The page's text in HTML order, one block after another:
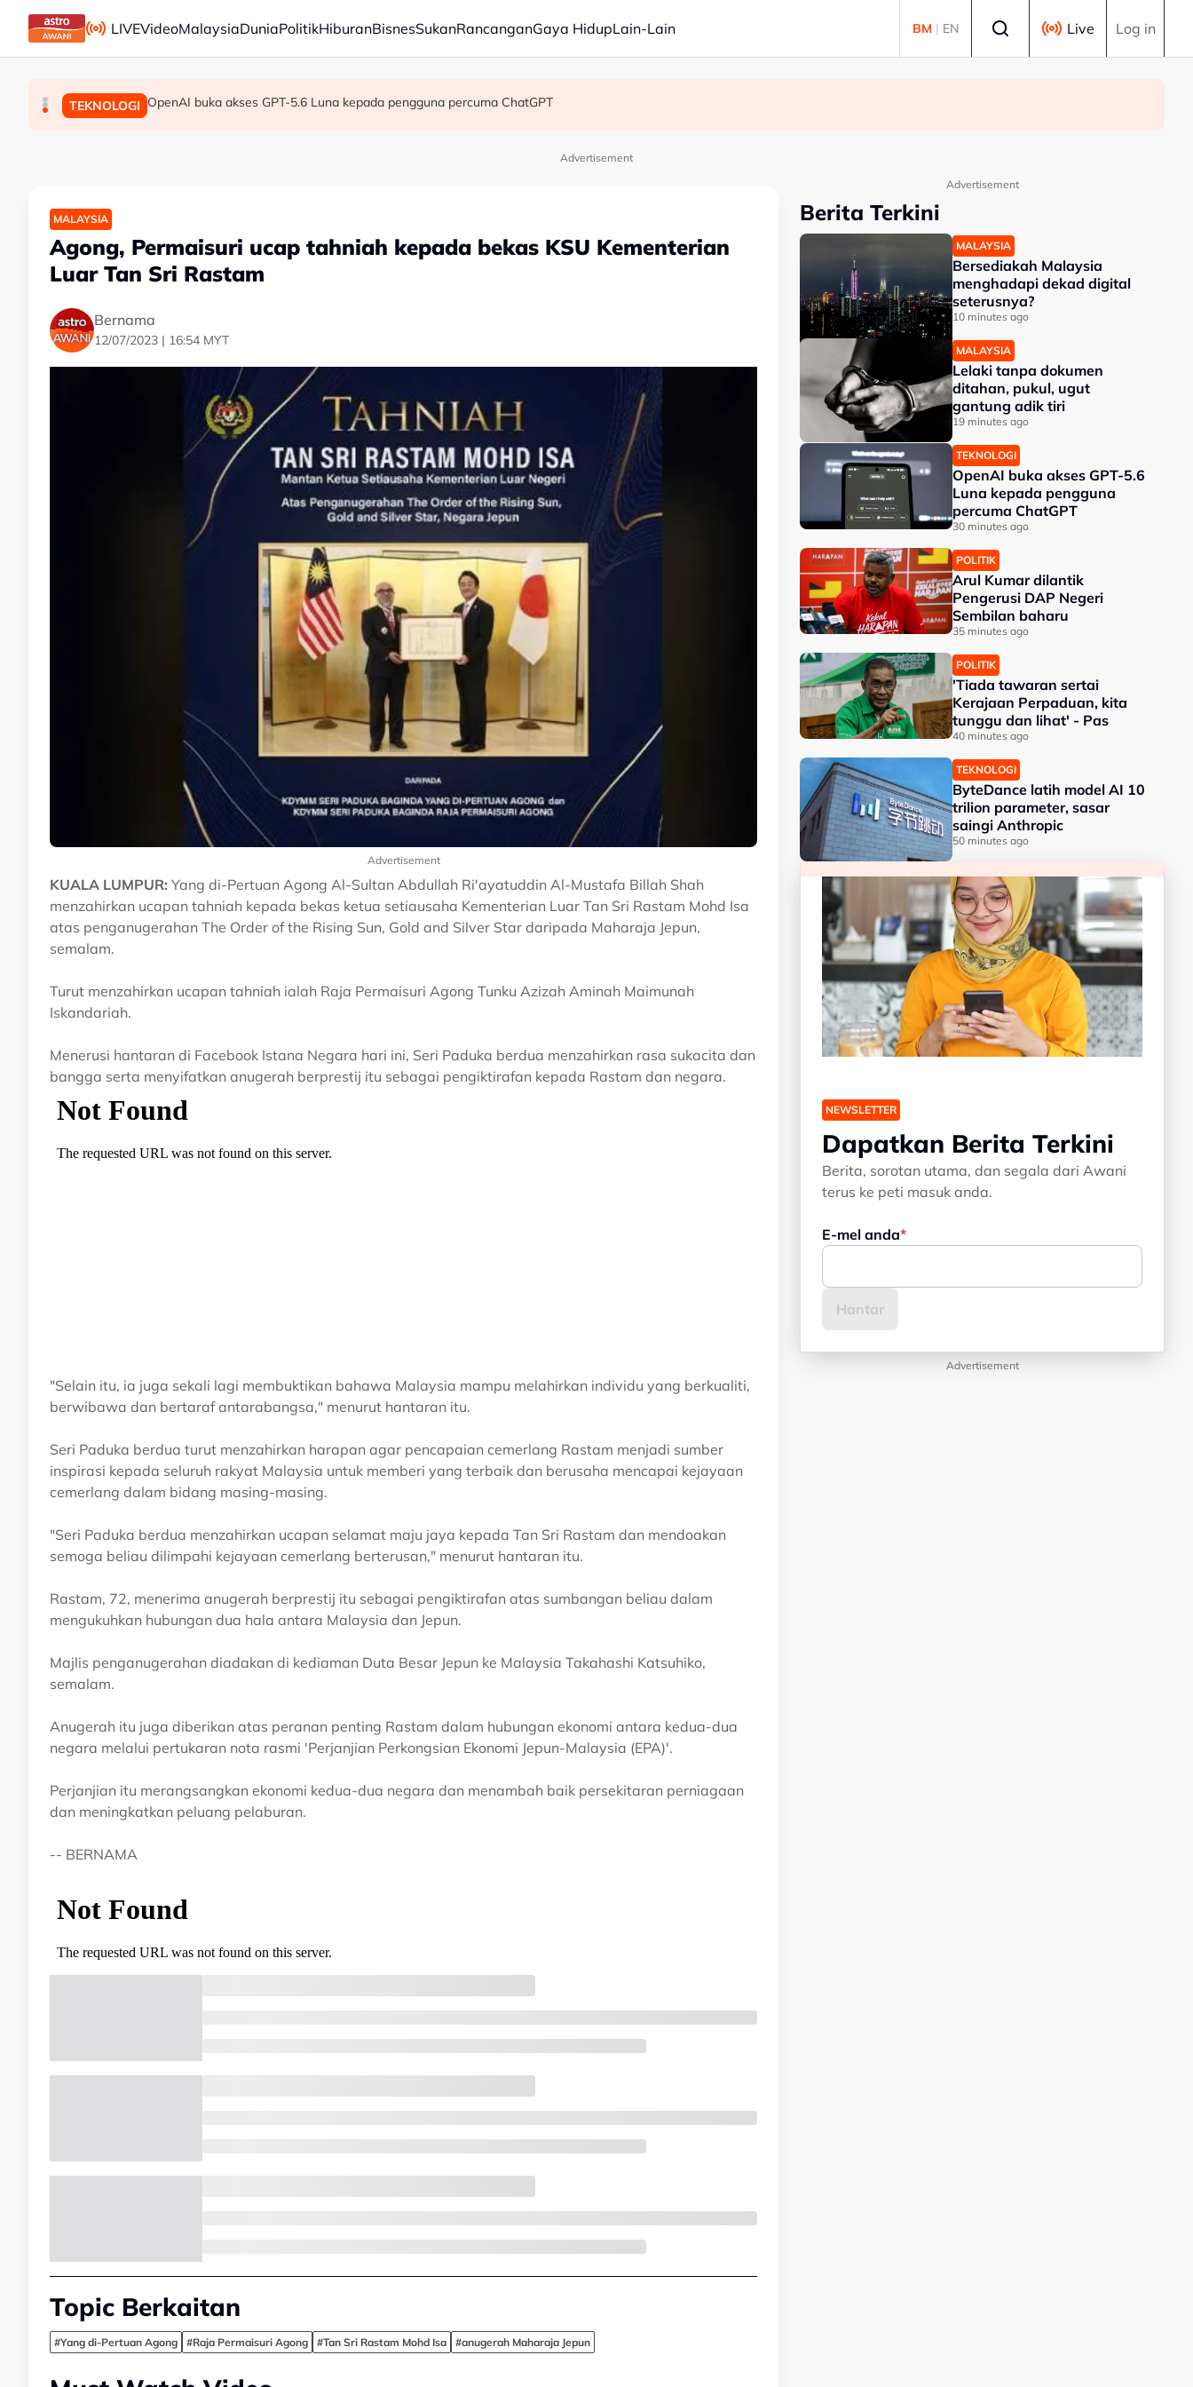
Skip to main content
LIVEVideoMalaysiaDuniaPolitikHiburanBisnesSukanRancanganGaya HidupLain-Lain BM | EN Live Log in
MALAYSIA Bersediakah Malaysia menghadapi dekad digital seterusnya?
MALAYSIA Lelaki tanpa dokumen ditahan, pukul, ugut gantung adik tiri
TEKNOLOGI OpenAI buka akses GPT-5.6 Luna kepada pengguna percuma ChatGPT
Advertisement
MALAYSIA
Agong, Permaisuri ucap tahniah kepada bekas KSU Kementerian
Luar Tan Sri Rastam
Bernama
12/07/2023 | 16:54 MYT
Advertisement
KUALA LUMPUR: Yang di-Pertuan Agong Al-Sultan Abdullah Ri'ayatuddin Al-Mustafa Billah Shah
menzahirkan ucapan tahniah kepada bekas ketua setiausaha Kementerian Luar Tan Sri Rastam Mohd Isa
atas penganugerahan The Order of the Rising Sun, Gold and Silver Star daripada Maharaja Jepun,
semalam.
Turut menzahirkan ucapan tahniah ialah Raja Permaisuri Agong Tunku Azizah Aminah Maimunah
Iskandariah.
Menerusi hantaran di Facebook Istana Negara hari ini, Seri Paduka berdua menzahirkan rasa sukacita dan
bangga serta menyifatkan anugerah berprestij itu sebagai pengiktirafan kepada Rastam dan negara.
"Selain itu, ia juga sekali lagi membuktikan bahawa Malaysia mampu melahirkan individu yang berkualiti,
berwibawa dan bertaraf antarabangsa," menurut hantaran itu.
Seri Paduka berdua turut menzahirkan harapan agar pencapaian cemerlang Rastam menjadi sumber
inspirasi kepada seluruh rakyat Malaysia untuk memberi yang terbaik dan berusaha mencapai kejayaan
cemerlang dalam bidang masing-masing.
"Seri Paduka berdua menzahirkan ucapan selamat maju jaya kepada Tan Sri Rastam dan mendoakan
semoga beliau dilimpahi kejayaan cemerlang berterusan," menurut hantaran itu.
Rastam, 72, menerima anugerah berprestij itu sebagai pengiktirafan atas sumbangan beliau dalam
mengukuhkan hubungan dua hala antara Malaysia dan Jepun.
Majlis penganugerahan diadakan di kediaman Duta Besar Jepun ke Malaysia Takahashi Katsuhiko,
semalam.
Anugerah itu juga diberikan atas peranan penting Rastam dalam hubungan ekonomi antara kedua-dua
negara melalui pertukaran nota rasmi 'Perjanjian Perkongsian Ekonomi Jepun-Malaysia (EPA)'.
Perjanjian itu merangsangkan ekonomi kedua-dua negara dan menambah baik persekitaran perniagaan
dan meningkatkan peluang pelaburan.
-- BERNAMA
Topic Berkaitan
#Yang di-Pertuan Agong #Raja Permaisuri Agong #Tan Sri Rastam Mohd Isa #anugerah Maharaja Jepun
Advertisement
Berita Terkini
MALAYSIA
Bersediakah Malaysia
menghadapi dekad digital
seterusnya?
10 minutes ago
MALAYSIA
Lelaki tanpa dokumen
ditahan, pukul, ugut
gantung adik tiri
19 minutes ago
TEKNOLOGI
OpenAI buka akses GPT-5.6
Luna kepada pengguna
percuma ChatGPT
30 minutes ago
POLITIK
Arul Kumar dilantik
Pengerusi DAP Negeri
Sembilan baharu
35 minutes ago
POLITIK
'Tiada tawaran sertai
Kerajaan Perpaduan, kita
tunggu dan lihat' - Pas
40 minutes ago
TEKNOLOGI
ByteDance latih model AI 10
trilion parameter, sasar
saingi Anthropic
50 minutes ago
NEWSLETTER
Dapatkan Berita Terkini
Berita, sorotan utama, dan segala dari Awani
terus ke peti masuk anda.
E-mel anda
Advertisement